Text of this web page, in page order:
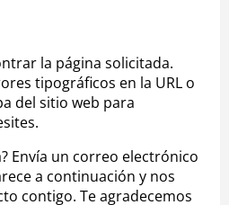
la página solicitada.
tipográficos en la URL o
del sitio web para
Envía un correo electrónico
a continuación y nos
contigo. Te agradecemos